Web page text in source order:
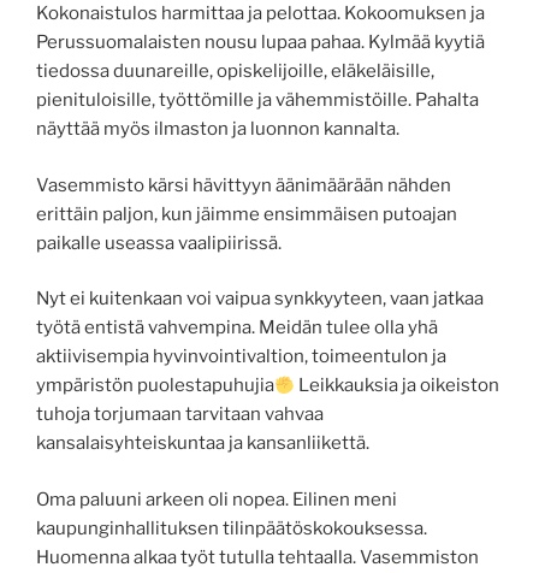
Kokonaistulos harmittaa ja pelottaa. Kokoomuksen ja
Perussuomalaisten nousu lupaa pahaa. Kylmää kyytiä
tiedossa duunareille, opiskelijoille, eläkeläisille,
pienituloisille, työttömille ja vähemmistöille. Pahalta
näyttää myös ilmaston ja luonnon kannalta.
Vasemmisto kärsi hävittyyn äänimäärään nähden
erittäin paljon, kun jäimme ensimmäisen putoajan
paikalle useassa vaalipiirissä.
Nyt ei kuitenkaan voi vaipua synkkyyteen, vaan jatkaa
työtä entistä vahvempina. Meidän tulee olla yhä
aktiivisempia hyvinvointivaltion, toimeentulon ja
ympäristön puolestapuhujia
Leikkauksia ja oikeiston
tuhoja torjumaan tarvitaan vahvaa
kansalaisyhteiskuntaa ja kansanliikettä.
Oma paluuni arkeen oli nopea. Eilinen meni
kaupunginhallituksen tilinpäätöskokouksessa.
Huomenna alkaa työt tutulla tehtaalla. Vasemmiston